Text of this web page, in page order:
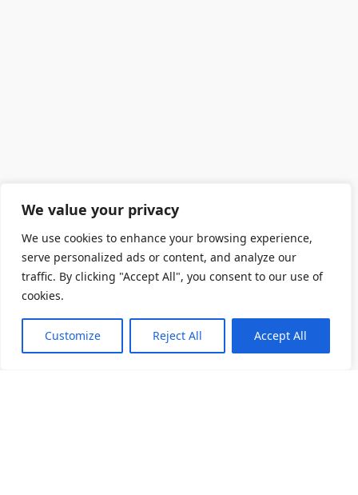
We value your privacy
We use cookies to enhance your browsing experience,
serve personalized ads or content, and analyze our
traffic. By clicking "Accept All", you consent to our use of
cookies.
Customize Reject All Accept All